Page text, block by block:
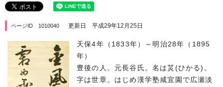
ページID 1010040 更新日 平成29年12月25日
天保4年（1833年）～明治28年（1895
年）
豊後の人。元長谷氏。名は炗(ひかる)。
字は世章。はじめ漢学塾咸宜園で広瀬淡